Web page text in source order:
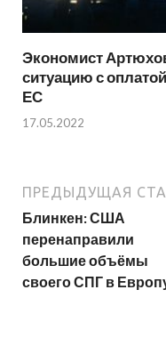
Экономист
ситуацию с
ЕС
17.05.2022
ПРЕДЫДУЩАЯ
Блинкен: США
перенаправили
большие объёмы
своего СПГ в